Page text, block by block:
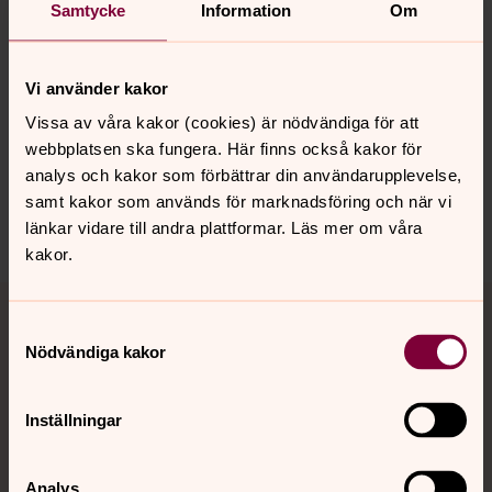
Samtycke Information Om
Vi använder kakor
Vissa av våra kakor (cookies) är nödvändiga för att
webbplatsen ska fungera. Här finns också kakor för
analys och kakor som förbättrar din användarupplevelse,
samt kakor som används för marknadsföring och när vi
länkar vidare till andra plattformar. Läs mer om våra
kakor.
Nödvändiga kakor
Inställningar
Analys
medlemskap
Ditt medlemskap i Svenska kyrkan möjliggör att
denna verksamhet kan vara gratis. Tack för att du
är medlem – du är del av något större!
Gustavsbergs Ungdomskör!
Välkommen att vara med i Gustavsbergs Ungdomskör.